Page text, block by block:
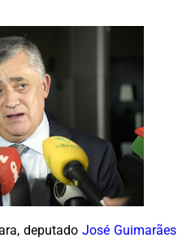
deputado José Guimarães